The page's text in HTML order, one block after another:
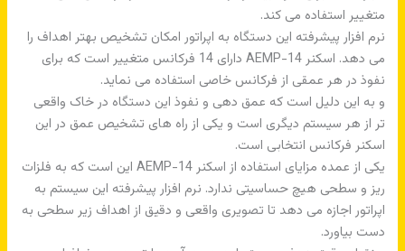
متغییر استفاده می کند.
نرم افزار پیشرفته این دستگاه به اپراتور امکان تشخیص بهتر اهداف را
می دهد. اسکنر AEMP-14 دارای 14 فرکانس متغییر است که برای
نفوذ در هر عمقی از فرکانس خاصی استفاده می نماید.
و به این دلیل است که عمق دهی و نفوذ این دستگاه در خاک واقعی
تر از هر سیستم دیگری است و یکی از راه های تشخیص عمق در این
اسکنر فرکانس انتخابی است.
یکی از عمده مزایای استفاده از اسکنر AEMP-14 این است که به فلزات
ریز و سطحی هیچ حساسیتی ندارد. نرم افزار پیشرفته این سیستم به
اپراتور اجازه می دهد تا تصویری واقعی و دقیق از اهداف زیر سطحی به
دست بیاورد.